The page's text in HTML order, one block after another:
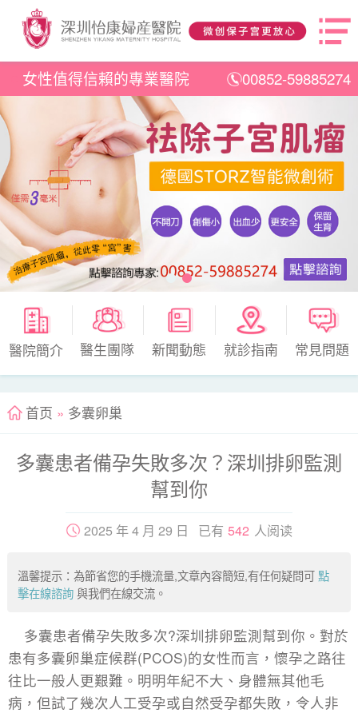
女性值得信賴的專業醫院 00852-59885274
醫院簡介 醫生團隊 新聞動態 就診指南 常見問題
首页 » 多囊卵巢
多囊患者備孕失敗多次？深圳排卵監測
幫到你
2025 年 4 月 29 日 已有 542 人阅读
溫馨提示：為節省您的手機流量,文章內容簡短,有任何疑問可點
擊在線諮詢 與我們在線交流。
多囊患者備孕失敗多次?深圳排卵監測幫到你。對於
患有多囊卵巢症候群(PCOS)的女性而言，懷孕之路往
往比一般人更艱難。明明年紀不大、身體無其他毛
病，但試了幾次人工受孕或自然受孕都失敗，令人非